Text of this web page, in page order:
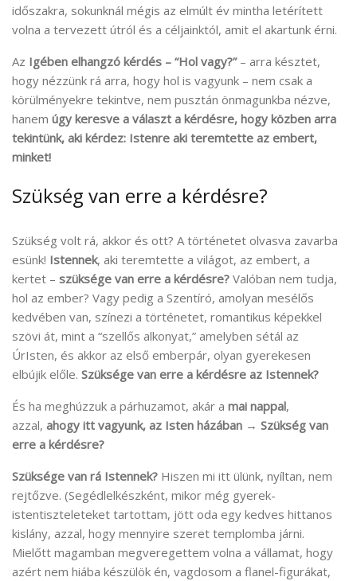
időszakra, sokunknál mégis az elmúlt év mintha letérített
volna a tervezett útról és a céljainktól, amit el akartunk érni.
Az Igében elhangzó kérdés – “Hol vagy?”– arra késztet,
hogy nézzünk rá arra, hogy hol is vagyunk – nem csak a
körülményekre tekintve, nem pusztán önmagunkba nézve,
hanem úgy keresve a választ a kérdésre, hogy közben arra
tekintünk, aki kérdez: Istenre aki teremtette az embert,
minket!
Szükség van erre a kérdésre?
Szükség volt rá, akkor és ott? A történetet olvasva zavarba
esünk! Istennek, aki teremtette a világot, az embert, a
kertet – szüksége van erre a kérdésre? Valóban nem tudja,
hol az ember? Vagy pedig a Szentíró, amolyan mesélős
kedvében van, színezi a történetet, romantikus képekkel
szövi át, mint a “szellős alkonyat,” amelyben sétál az
ÚrIsten, és akkor az első emberpár, olyan gyerekesen
elbújik előle. Szüksége van erre a kérdésre az Istennek?
És ha meghúzzuk a párhuzamot, akár a mai nappal,
azzal, ahogy itt vagyunk, az Isten házában → Szükség van
erre a kérdésre?
Szüksége van rá Istennek? Hiszen mi itt ülünk, nyíltan, nem
rejtőzve. (Segédlelkészként, mikor még gyerek-
istentiszteleteket tartottam, jött oda egy kedves hittanos
kislány, azzal, hogy mennyire szeret templomba járni.
Mielőtt magamban megveregettem volna a vállamat, hogy
azért nem hiába készülök én, vagdosom a flanel-figurákat,